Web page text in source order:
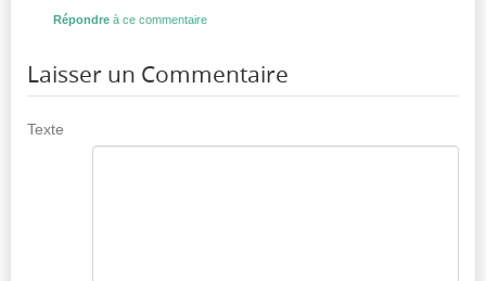
Répondre à ce commentaire
Laisser un Commentaire
Texte